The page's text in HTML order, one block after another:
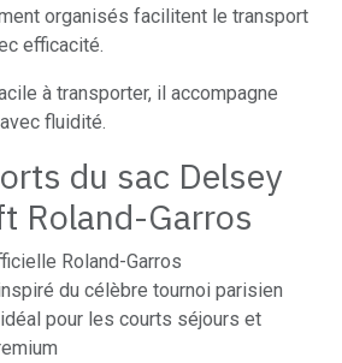
organisés facilitent le transport
efficacité.
à transporter, il accompagne
fluidité.
du sac Delsey
Roland-Garros
Roland-Garros
du célèbre tournoi parisien
pour les courts séjours et